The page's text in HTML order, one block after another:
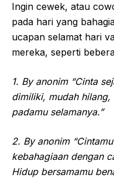
Ingin cewek, atau
pada hari yang
ucapan selamat hari
mereka, seperti
1. By anonim “Cinta
dimiliki, mudah
padamu selamanya.”
2. By anonim
kebahagiaan dengan
Hidup bersamamu